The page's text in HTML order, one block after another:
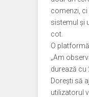
comenzi,
sistemul și
cot.
O
„Am
durează cu
Dorești să
utilizatorul